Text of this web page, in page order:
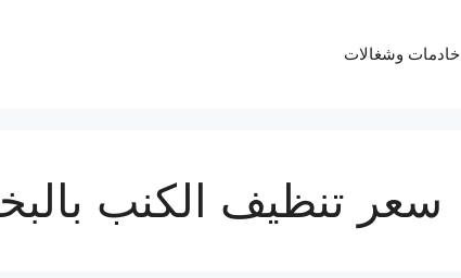
خادمات وشغالات
سعر تنظيف الكنب